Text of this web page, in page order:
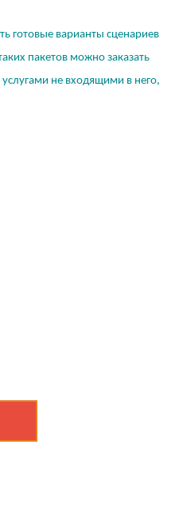
готовые варианты сценариев
пакетов можно заказать
не входящими в него,